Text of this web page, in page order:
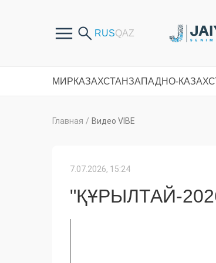
МИРКАЗАХСТАНЗАПАДНО-
Главная / Видео VIBE
7.07.2026, 15:24
"ҚҰРЫЛТАЙ-